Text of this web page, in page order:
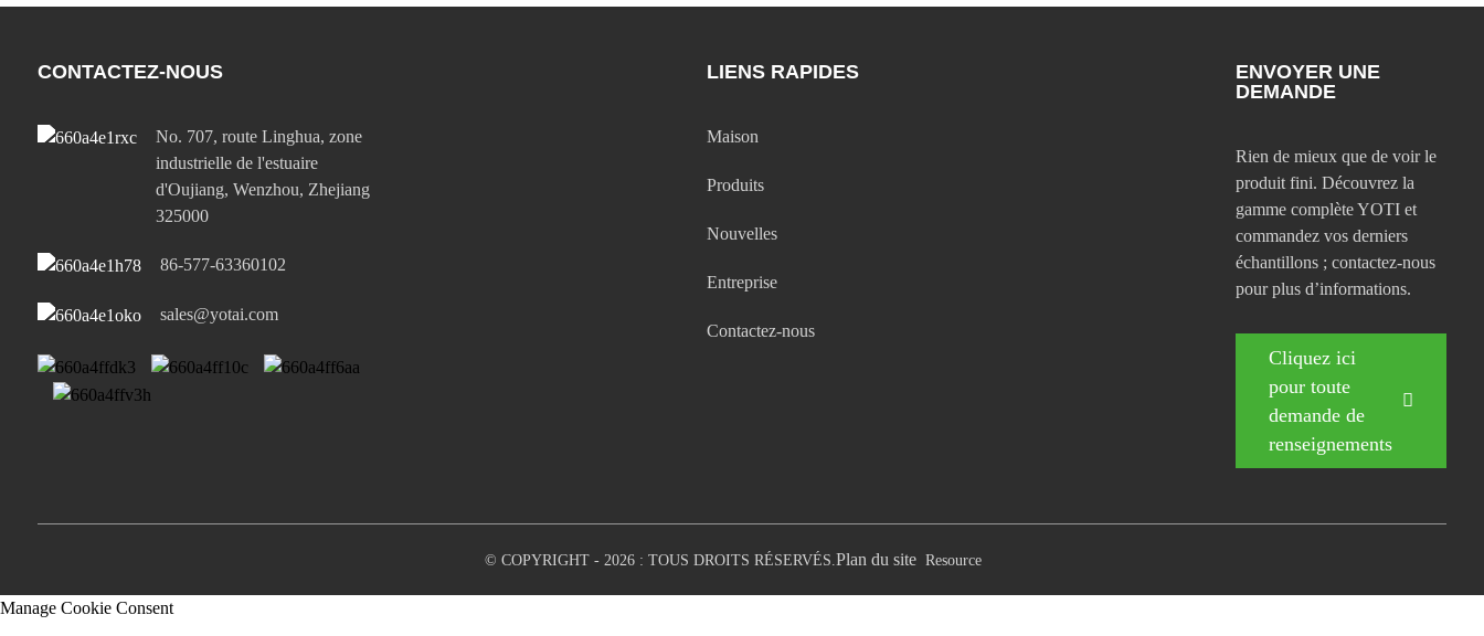
Alimentation 65 W avec un
port USB-C et un port USB-
A...
A...
CONTACTEZ-NOUS
No. 707, route Linghua, zone
industrielle de l'estuaire
d'Oujiang, Wenzhou, Zhejiang
325000
86-577-63360102
sales@yotai.com
LIENS RAPIDES
Maison
Produits
Nouvelles
Entreprise
Contactez-nous
ENVOYER UNE
DEMANDE
Rien de mieux que de voir le
produit fini. Découvrez la
gamme complète YOTI et
commandez vos derniers
échantillons ; contactez-nous
pour plus d’informations.
Cliquez ici
pour toute
demande de
renseignements
© COPYRIGHT - 2026 : TOUS DROITS RÉSERVÉS.Plan du site Resource
Manage Cookie Consent